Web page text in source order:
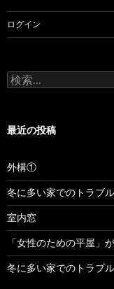
ログイン
検
索:
最近の投稿
外構①
冬に多い家でのトラブ
室内窓
「女性のための平屋」
冬に多い家でのトラブ